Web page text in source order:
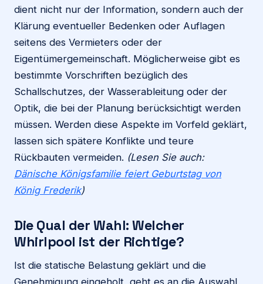
dient nicht nur der Information, sondern auch der
Klärung eventueller Bedenken oder Auflagen
seitens des Vermieters oder der
Eigentümergemeinschaft. Möglicherweise gibt es
bestimmte Vorschriften bezüglich des
Schallschutzes, der Wasserableitung oder der
Optik, die bei der Planung berücksichtigt werden
müssen. Werden diese Aspekte im Vorfeld geklärt,
lassen sich spätere Konflikte und teure
Rückbauten vermeiden. (Lesen Sie auch:
Dänische Königsfamilie feiert Geburtstag von
König Frederik)
Die Qual der Wahl: Welcher
Whirlpool ist der Richtige?
Ist die statische Belastung geklärt und die